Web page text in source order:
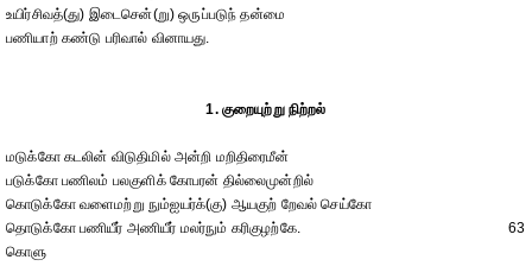
உயிர்சிவத்(து) இடைசென்(று) ஒருப்படுந் தன்மை
பணியாற் கண்டு பரிவால் வினாயது.
1. குறையுற்று நிற்றல்
மடுக்கோ கடலின் விடுதிமில் அன்றி மறிதிரைமீன்
படுக்கோ பணிலம் பலகுளிக் கோபரன் தில்லைமுன்றில்
கொடுக்கோ வளைமற்று நும்ஐயர்க்(கு) ஆயகுற் றேவல் செய்கோ
தொடுக்கோ பணியீர் அணியீர் மலர்நும் கரிகுழற்கே.
63
கொளு